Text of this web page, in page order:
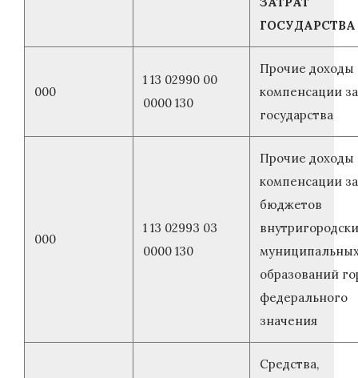
ГОСУДАРСТВА
000
1 13 02990 00
0000 130
Прочие доходы
компенсации
государства
000
1 13 02993 03
0000 130
Прочие доходы
компенсации
бюджетов
образований
федерального
значения
Средства,